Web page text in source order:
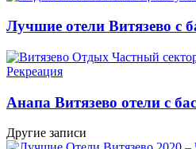
Лучшие отели Витязево с
Анапа Витязево отели с
Другие записи